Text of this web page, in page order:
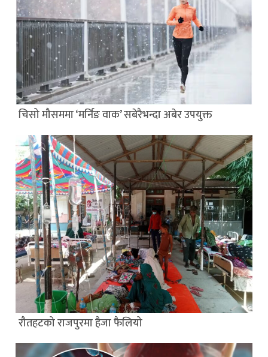
चिसो मौसममा ‘मर्निङ वाक’ सबेरैभन्दा अबेर उपयुक्त
रौतहटको राजपुरमा हैजा फैलियो